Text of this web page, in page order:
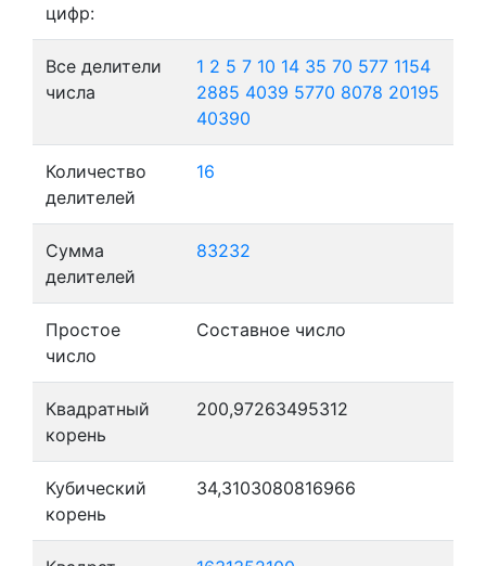
цифр:
Все делители
числа
1 2 5 7 10 14 35 70 577 1154
2885 4039 5770 8078 20195
40390
Количество
делителей
16
Сумма
делителей
83232
Простое
число
Составное число
Квадратный
корень
200,97263495312
Кубический
корень
34,3103080816966